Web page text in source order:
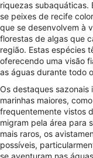
riquezas subaquáticas.
se peixes de recife
que se desenvolvem à
florestas de algas que
região. Estas espécies
oferecendo uma visão
as águas durante todo
Os destaques sazonais
marinhas maiores,
frequentemente vistos
migram pela área para
mais raros, os
possíveis,
Criar perfis para
Usar perfis para
personalizada
Criar perfis para
Usar perfis para
personalizado
Medir o
Medir o